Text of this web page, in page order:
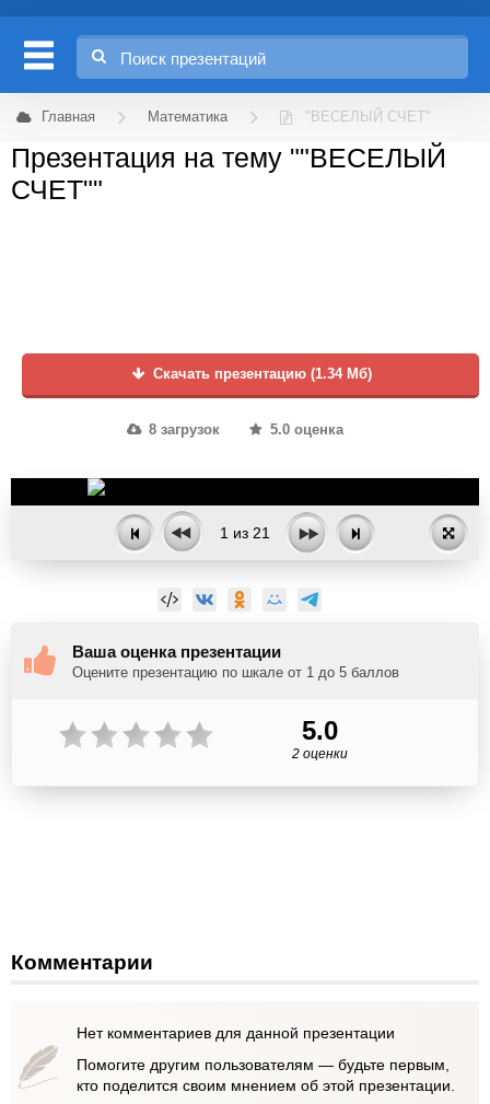
Главная Математика "ВЕСЕЛЫЙ СЧЕТ"
Презентация на тему ""ВЕСЕЛЫЙ
СЧЕТ""
Скачать презентацию (1.34 Мб)
8 загрузок 5.0 оценка
1 из 21
Ваша оценка презентации
Оцените презентацию по шкале от 1 до 5 баллов
5.0
2 оценки
Комментарии
Нет комментариев для данной презентации
Помогите другим пользователям — будьте первым,
кто поделится своим мнением об этой презентации.